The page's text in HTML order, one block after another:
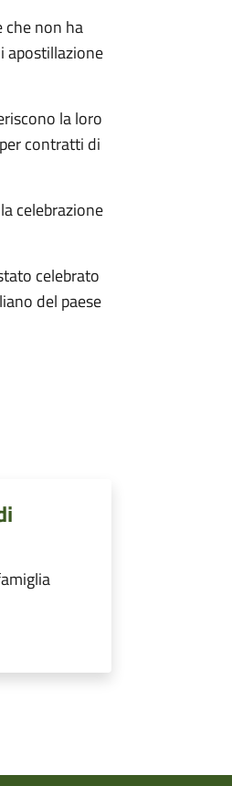
che non ha
apostillazione
la loro
contratti di
celebrazione
celebrato
del paese